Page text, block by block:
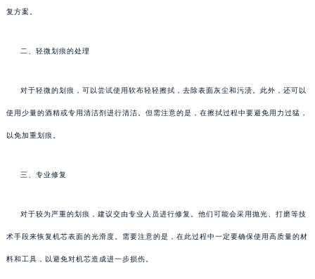
复方案。
二、轻微划痕的处理
对于轻微的划痕，可以尝试使用软布轻轻擦拭，去除表面灰尘和污渍。此外，还可以
使用少量的酒精或专用清洁剂进行清洁。但需注意的是，在擦拭过程中要避免用力过猛，
以免加重划痕。
三、专业修复
对于较为严重的划痕，建议交由专业人员进行修复。他们可能会采用抛光、打磨等技
术手段来恢复机芯表面的光滑度。需要注意的是，在此过程中一定要确保使用高质量的材
料和工具，以避免对机芯造成进一步损伤。